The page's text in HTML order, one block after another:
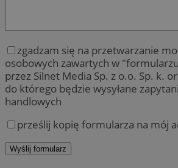
zgadzam się na przetwarzanie
osobowych zawartych w
przez Silnet Media Sp. z o.o. Sp. k.
do którego będzie wysyłane
handlowych
prześlij kopię formularza na mój